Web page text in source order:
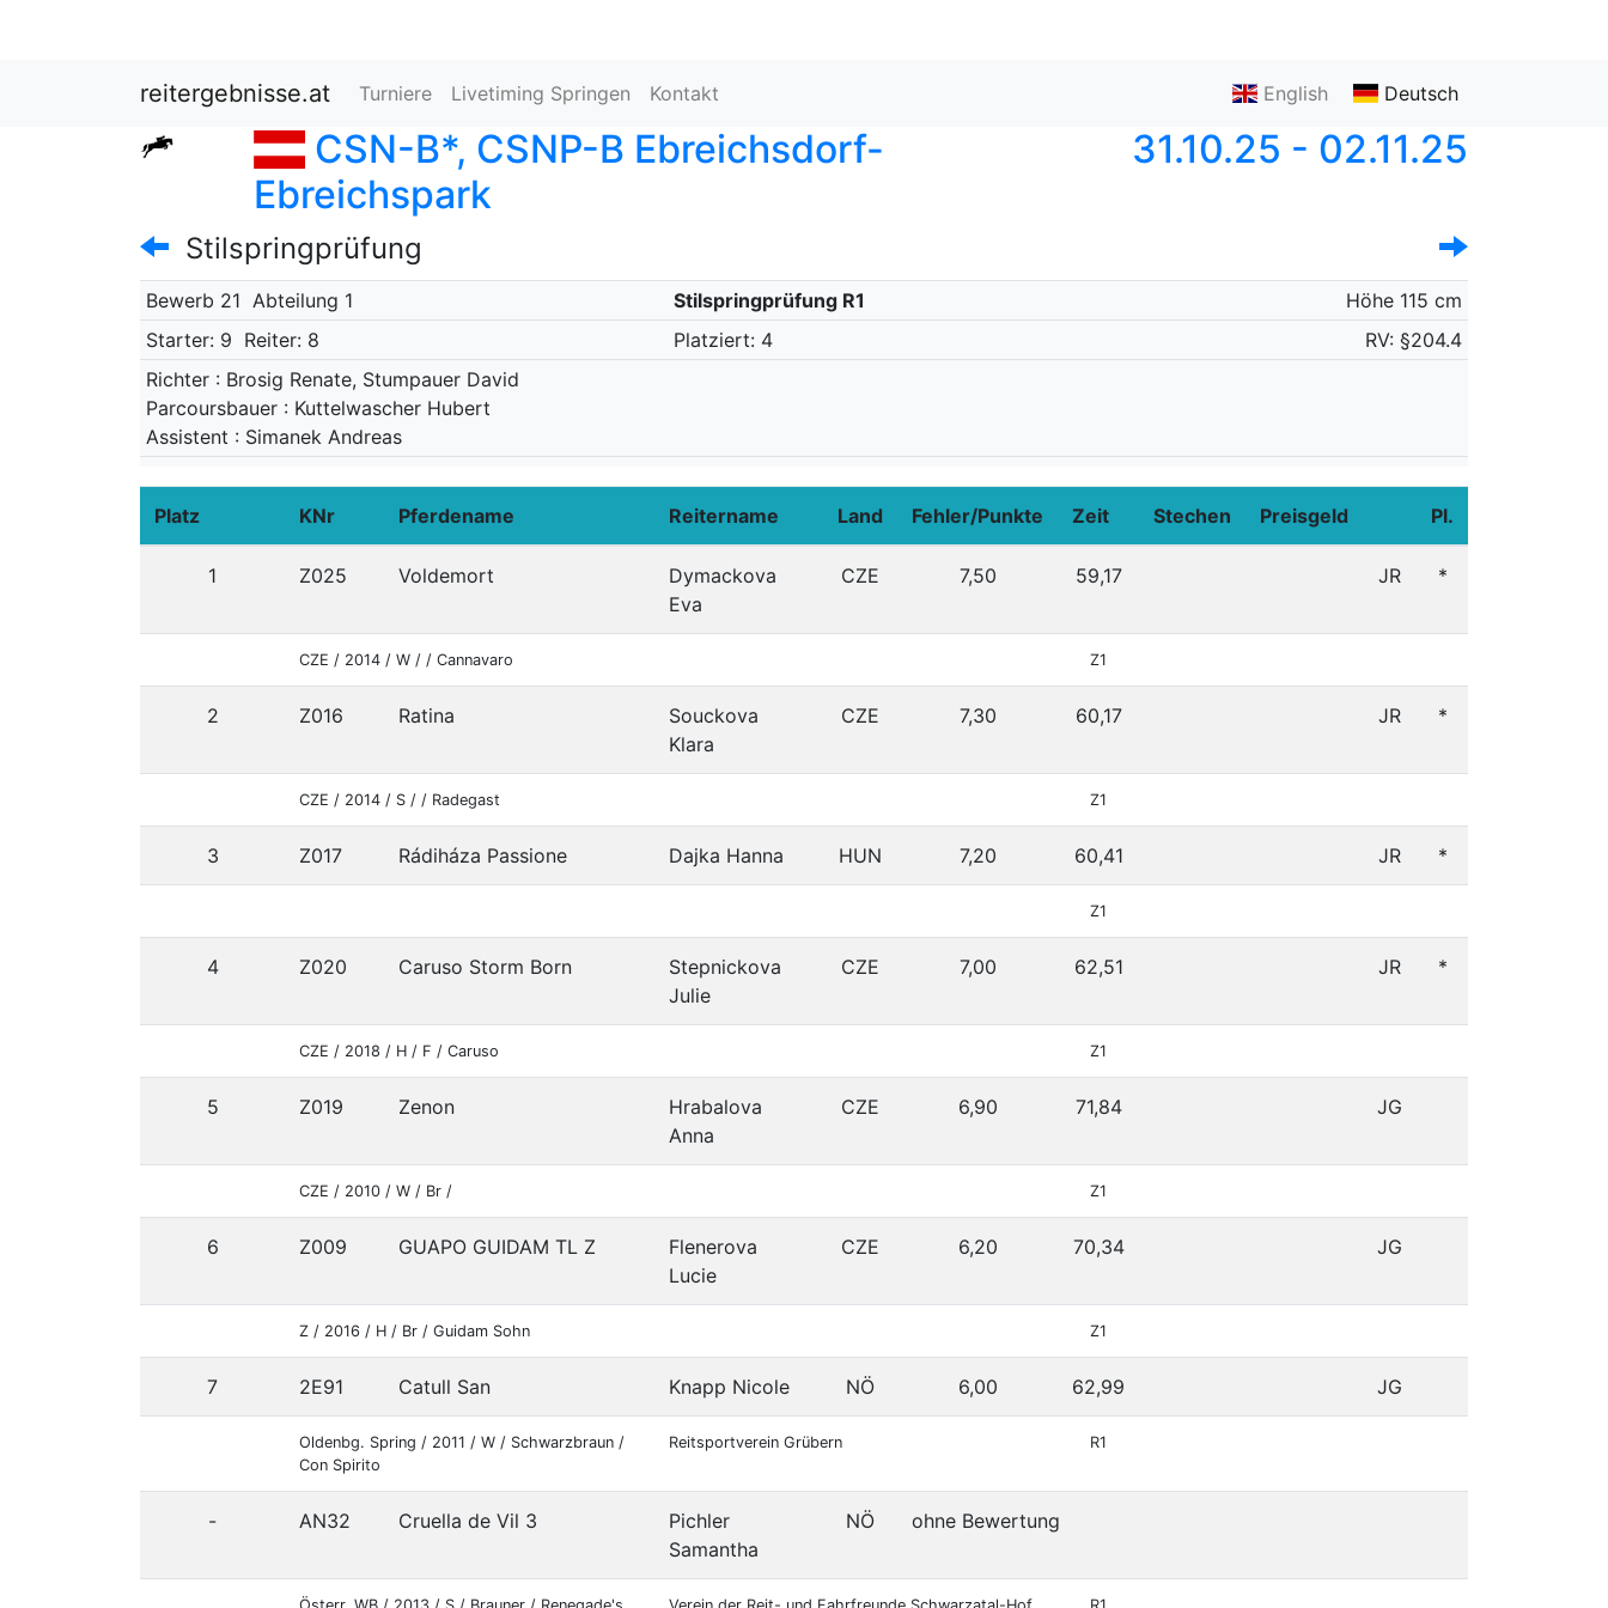
reitergebnisse.at Turniere Livetiming Springen Kontakt English Deutsch
CSN-B*, CSNP-B Ebreichsdorf-
Ebreichspark
31.10.25 - 02.11.25
Stilspringprüfung
Bewerb 21 Abteilung 1 Stilspringprüfung R1
Höhe 115 cm
Starter: 9 Reiter: 8 Platziert: 4
RV: §204.4
Richter : Brosig Renate, Stumpauer David
Parcoursbauer : Kuttelwascher Hubert
Assistent : Simanek Andreas
Platz KNr Pferdename Reitername Land Fehler/Punkte Zeit Stechen Preisgeld Pl.
1 Z025 Voldemort
Dymackova
Eva
CZE 7,50 59,17 JR *
CZE / 2014 / W / / Cannavaro Z1
2 Z016 Ratina
Souckova
Klara
CZE 7,30 60,17 JR *
CZE / 2014 / S / / Radegast Z1
3 Z017 Rádiháza Passione Dajka Hanna HUN 7,20 60,41 JR *
Z1
4 Z020 Caruso Storm Born
Stepnickova
Julie
CZE 7,00 62,51 JR *
CZE / 2018 / H / F / Caruso Z1
5 Z019 Zenon
Hrabalova
Anna
CZE 6,90 71,84 JG
CZE / 2010 / W / Br / Z1
6 Z009 GUAPO GUIDAM TL Z
Flenerova
Lucie
CZE 6,20 70,34 JG
Z / 2016 / H / Br / Guidam Sohn Z1
7 2E91 Catull San Knapp Nicole NÖ 6,00 62,99 JG
Oldenbg. Spring / 2011 / W / Schwarzbraun /
Con Spirito
Reitsportverein Grübern R1
- AN32 Cruella de Vil 3
Pichler
Samantha
NÖ ohne Bewertung